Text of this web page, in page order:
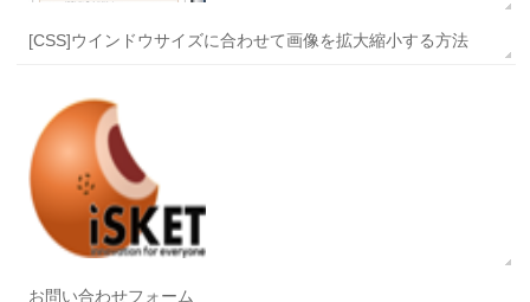
[CSS]ウインドウサイズに合わせて画像を拡大縮小する方法
お問い合わせフォーム